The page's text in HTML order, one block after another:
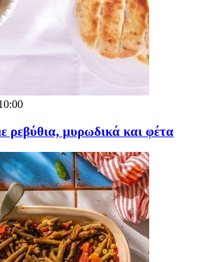
ρεβύθια, μυρωδικά και φέτα